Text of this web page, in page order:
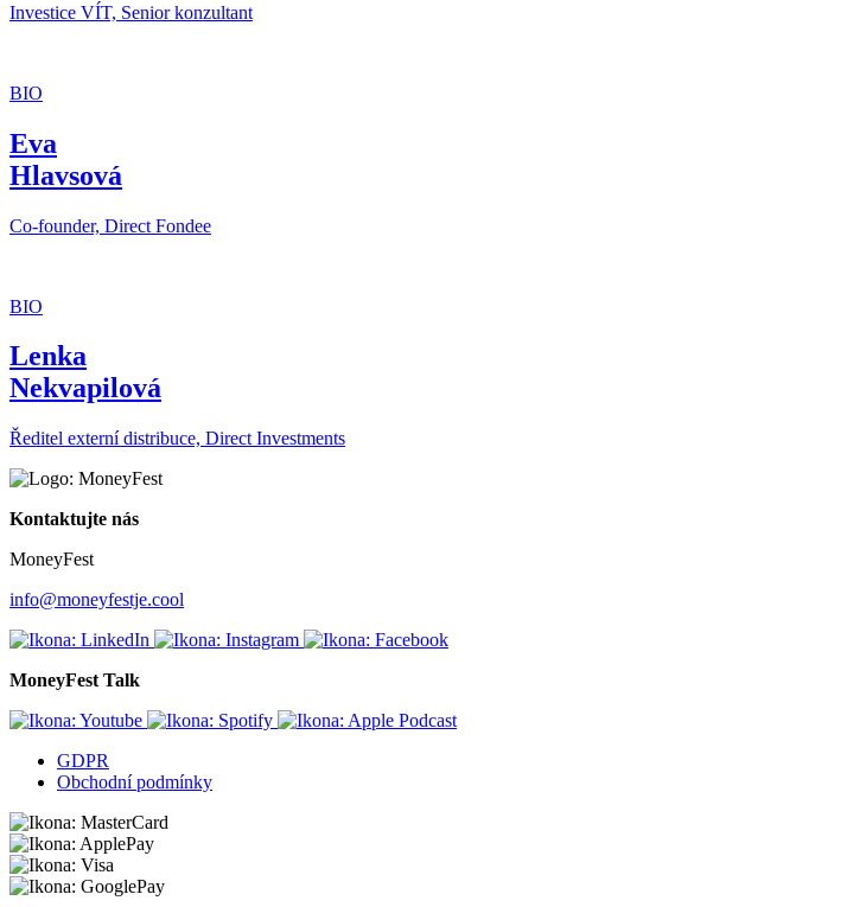
Investice VÍT, Senior konzultant
BIO
Eva
Hlavsová
Co-founder, Direct Fondee
BIO
Lenka
Nekvapilová
Ředitel externí distribuce, Direct Investments
Kontaktujte nás
MoneyFest
info@moneyfestje.cool
MoneyFest Talk
GDPR
Obchodní podmínky